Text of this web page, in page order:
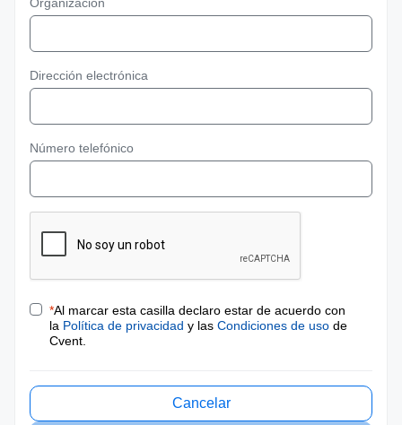
Dirección electrónica
Número telefónico
*Al marcar esta casilla declaro estar de acuerdo con
la Política de privacidad y las Condiciones de uso de
Cvent.
Cancelar